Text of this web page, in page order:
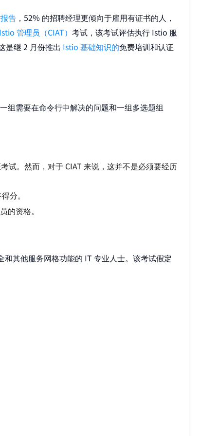
报告 ，52% 的招聘经理更倾向于雇用有证书的人，
管理员（CIAT） 考试，该考试评估执行 Istio 服
是继 2 月份推出 Istio 基础知识的免费培训和认证
组需要在命令行中解决的问题和一组多选题组
试。然而，对于 CIAT 来说，这并不是必须要经历
分。
的资格。
其他服务网格功能的 IT 专业人士。该考试假定